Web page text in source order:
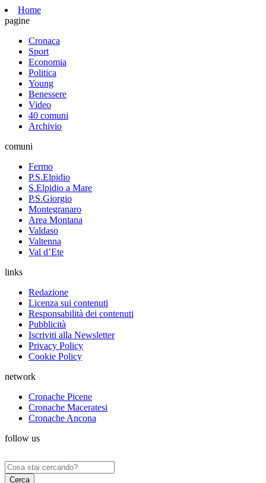
Home
pagine
Cronaca
Sport
Economia
Politica
Young
Benessere
Video
40 comuni
Archivio
comuni
Fermo
P.S.Elpidio
S.Elpidio a Mare
P.S.Giorgio
Montegranaro
Area Montana
Valdaso
Valtenna
Val d’Ete
links
Redazione
Licenza sui contenuti
Responsabilità dei contenuti
Pubblicità
Iscriviti alla Newsletter
Privacy Policy
Cookie Policy
network
Cronache Picene
Cronache Maceratesi
Cronache Ancona
follow us
Ricerca
per: